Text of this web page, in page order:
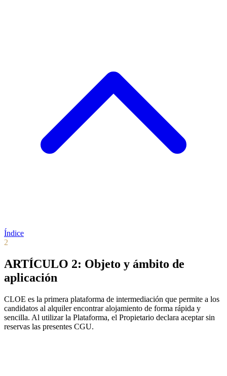
Índice
2
ARTÍCULO 2: Objeto y ámbito de
aplicación
CLOE es la primera plataforma de intermediación que permite a los
candidatos al alquiler encontrar alojamiento de forma rápida y
sencilla. Al utilizar la Plataforma, el Propietario declara aceptar sin
reservas las presentes CGU.